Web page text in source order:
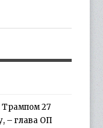
Трампом 27
– глава ОП